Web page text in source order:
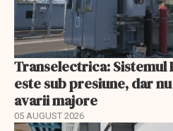
Transelectrica: Sistemul
este sub presiune, dar
avarii majore
05 AUGUST 2026